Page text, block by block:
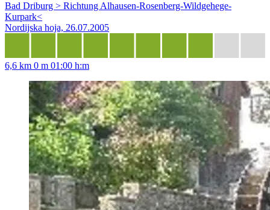
Bad Driburg > Richtung Alhausen-Rosenberg-Wildgehege-
Kurpark<
Nordijska hoja, 26.07.2005
6,6 km 0 m 01:00 h:m